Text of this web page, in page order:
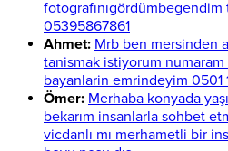
05395867861
Ahmet: Mrb ben mersinden
tanismak istiyorum
bayanlarin emrindeyim 0501
Ömer: Merhaba konyada
bekarım insanlarla sohbet
vicdanlı mı merhametli bir